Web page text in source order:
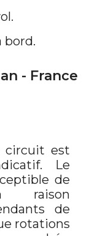
bord.
- France
circuit est
Le
de
raison
de
rotations